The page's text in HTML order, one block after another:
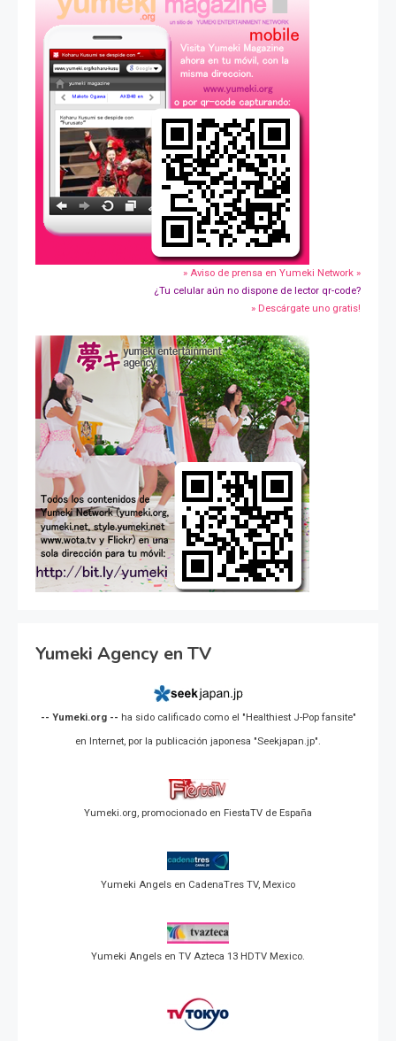
» Aviso de prensa en Yumeki Network »
¿Tu celular aún no dispone de lector qr-code?
» Descárgate uno gratis!
Yumeki Agency en TV
-- Yumeki.org -- ha sido calificado como el "Healthiest J-Pop fansite"
en Internet, por la publicación japonesa "Seekjapan.jp".
Yumeki.org, promocionado en FiestaTV de España
Yumeki Angels en CadenaTres TV, Mexico
Yumeki Angels en TV Azteca 13 HDTV Mexico.